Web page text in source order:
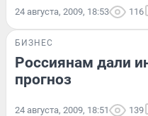
24 августа, 2009, 18:53 116
БИЗНЕС
Россиянам дали
прогноз
24 августа, 2009, 18:51 139